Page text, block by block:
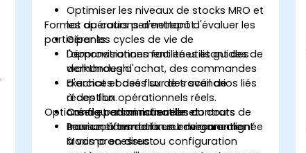
Optimiser les niveaux de stocks MRO et
les opérations d'entrepôt.
Gérer les cycles de vie de
l'approvisionnement en utilisant des
demandes d'achat, des commandes
d'achat et des flux de travail de
réception.
Créer et administrer des contrats de
service, à terme fixe et de garantie.
Format du cours permettant d'évaluer les
participants
Démonstrations facilitées et guides de
walkthrough.
Exercices basés sur des scénarios liés
à des flux opérationnels réels.
Configuration manuelle et
transactions dans un environnement
Maximo en direct.
Options de personnalisation du cours
Pour une formation sur mesure alignée
à vos processus ou configuration